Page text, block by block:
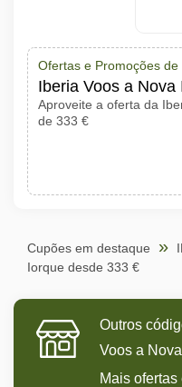
Ofertas e Promoções de
Iberia Voos a
Aproveite a oferta da
de 333 €
Cupões em destaque
Iorque desde 333 €
Outros
Voos a
Mais